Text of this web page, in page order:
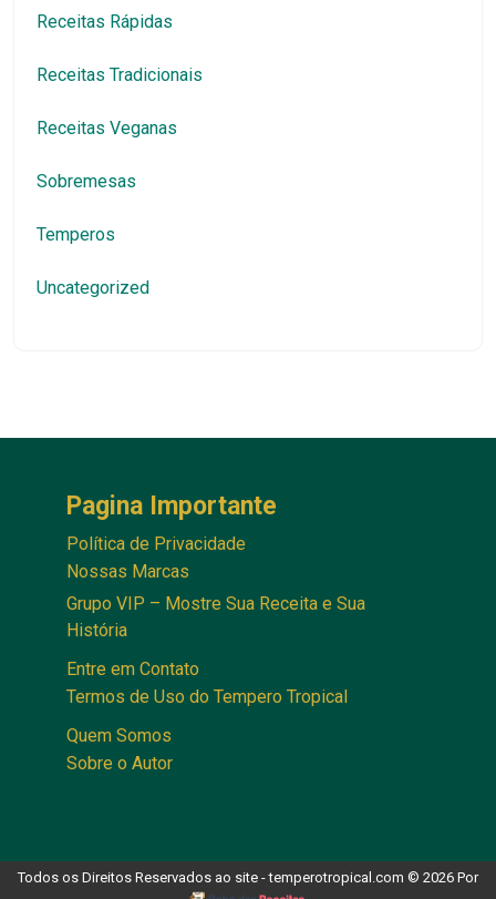
Receitas Rápidas
Receitas Tradicionais
Receitas Veganas
Sobremesas
Temperos
Uncategorized
Pagina Importante
Política de Privacidade
Nossas Marcas
Grupo VIP – Mostre Sua Receita e Sua
História
Entre em Contato
Termos de Uso do Tempero Tropical
Quem Somos
Sobre o Autor
Todos os Direitos Reservados ao site - temperotropical.com © 2026 Por